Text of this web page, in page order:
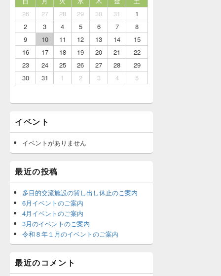
26
27 28 29 30 31
1
2
3 4 5 6 7
8
9
10 11 12 13 14
15
16
17 18 19 20 21
22
23
24 25 26 27 28
29
30
31 1 2 3 4 5
イベント
イベントがありません
最近の投稿
多目的交流施設の貸し出し休止のご案内
6月イベントのご案内
4月イベントのご案内
3月のイベントのご案内
令和８年１月のイベントのご案内
最近のコメント